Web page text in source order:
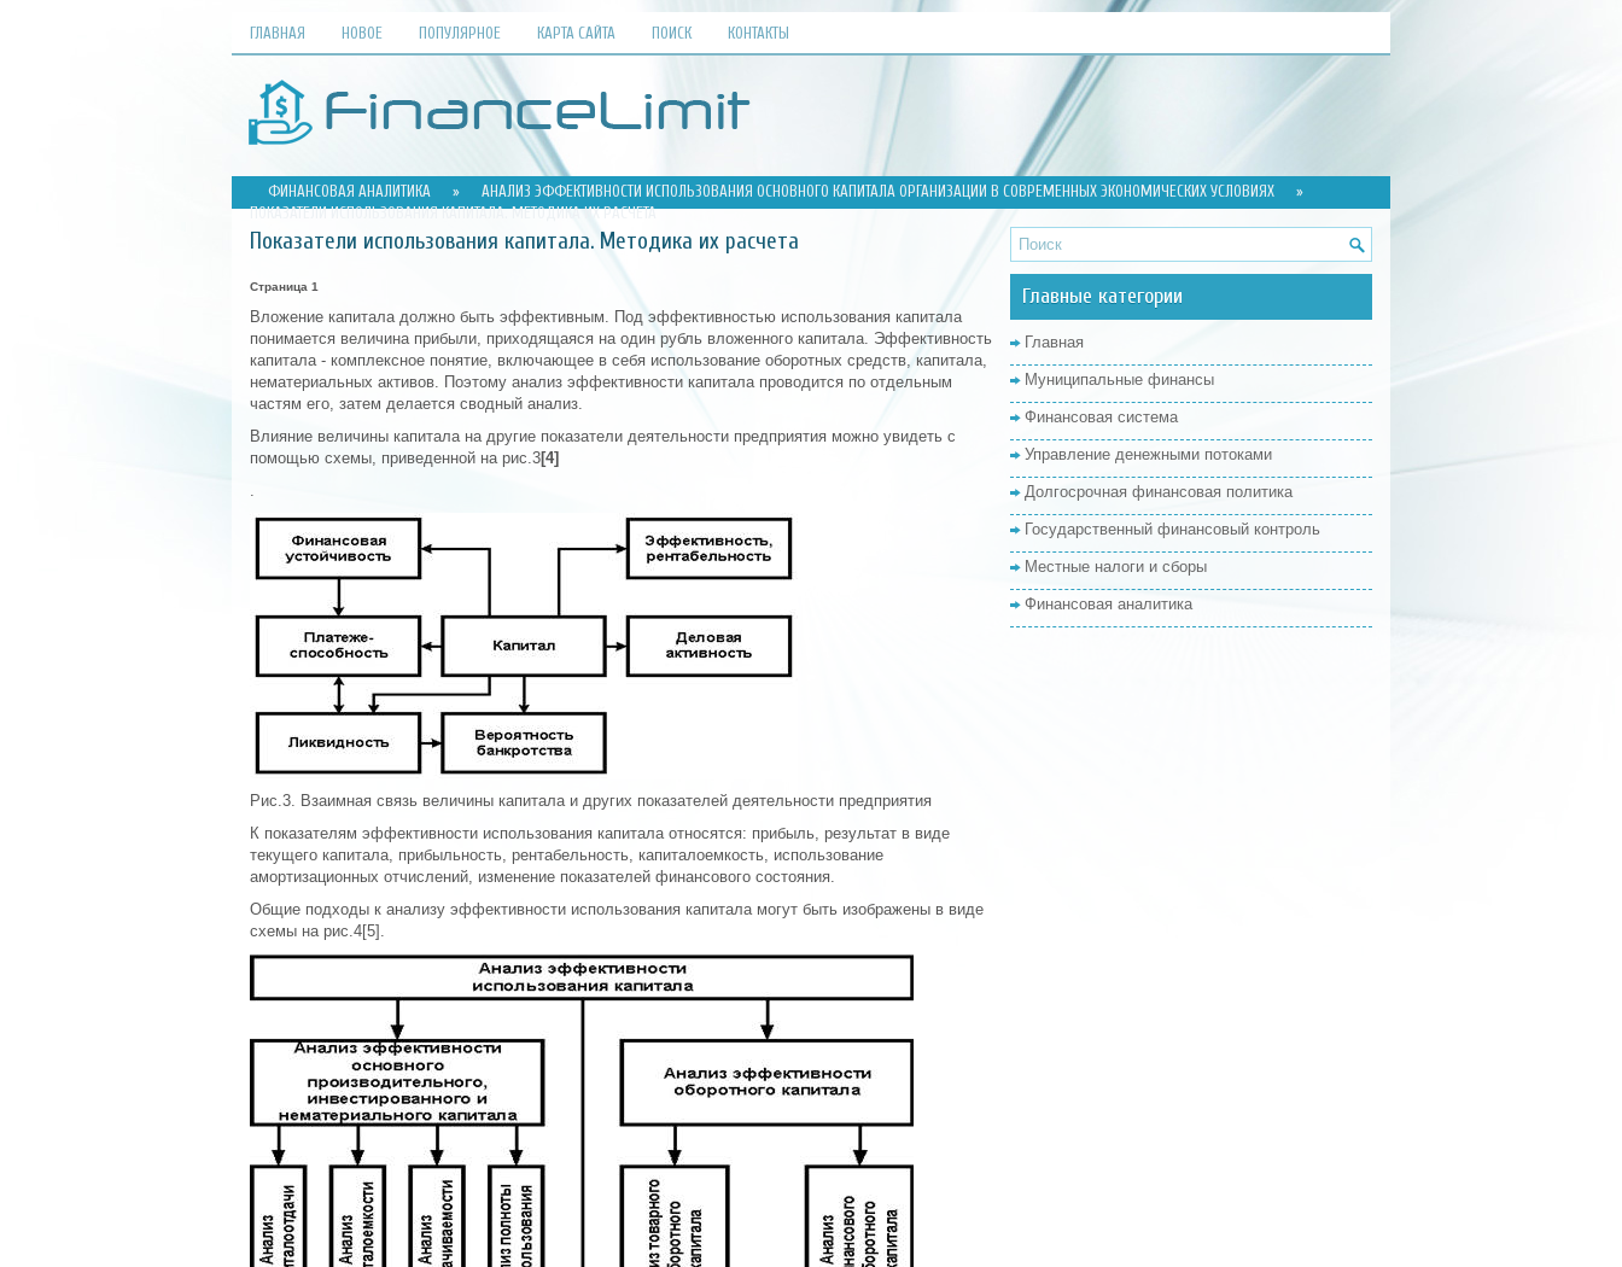
ГЛАВНАЯ НОВОЕ ПОПУЛЯРНОЕ КАРТА САЙТА ПОИСК КОНТАКТЫ
ФИНАНСОВАЯ АНАЛИТИКА » АНАЛИЗ ЭФФЕКТИВНОСТИ ИСПОЛЬЗОВАНИЯ ОСНОВНОГО КАПИТАЛА ОРГАНИЗАЦИИ В СОВРЕМЕННЫХ ЭКОНОМИЧЕСКИХ УСЛОВИЯХ
»
ПОКАЗАТЕЛИ ИСПОЛЬЗОВАНИЯ КАПИТАЛА. МЕТОДИКА ИХ РАСЧЕТА
Показатели использования капитала. Методика их расчета
Страница 1
Вложение капитала должно быть эффективным. Под эффективностью использования капитала
понимается величина прибыли, приходящаяся на один рубль вложенного капитала. Эффективность
капитала - комплексное понятие, включающее в себя использование оборотных средств, капитала,
нематериальных активов. Поэтому анализ эффективности капитала проводится по отдельным
частям его, затем делается сводный анализ.
Влияние величины капитала на другие показатели деятельности предприятия можно увидеть с
помощью схемы, приведенной на рис.3[4]
.
Рис.3. Взаимная связь величины капитала и других показателей деятельности предприятия
К показателям эффективности использования капитала относятся: прибыль, результат в виде
текущего капитала, прибыльность, рентабельность, капиталоемкость, использование
амортизационных отчислений, изменение показателей финансового состояния.
Общие подходы к анализу эффективности использования капитала могут быть изображены в виде
схемы на рис.4[5].
Главные категории
Главная
Муниципальные финансы
Финансовая система
Управление денежными потоками
Долгосрочная финансовая политика
Государственный финансовый контроль
Местные налоги и сборы
Финансовая аналитика